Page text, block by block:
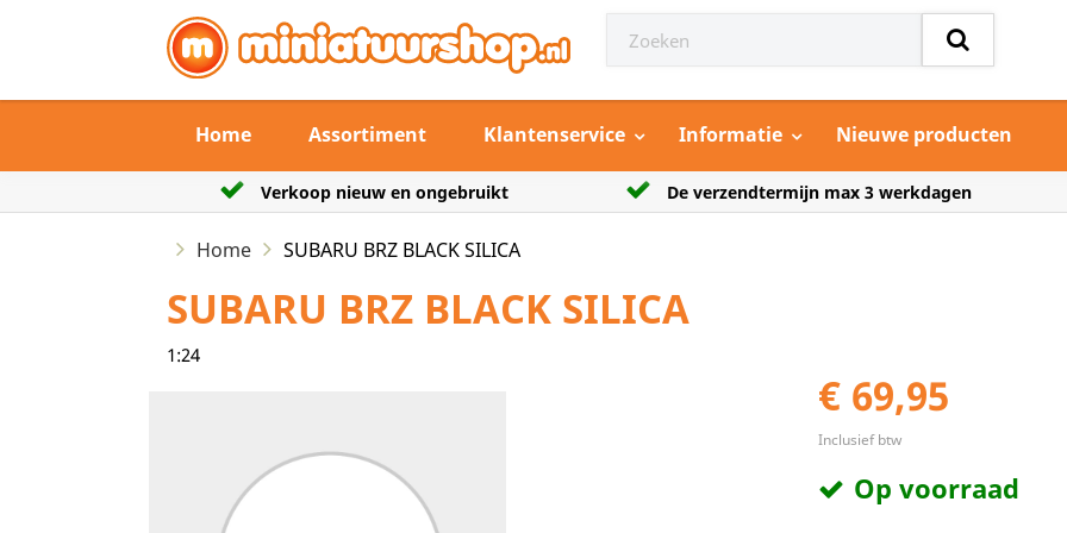
Home Assortiment Klantenservice Informatie Nieuwe producten
De verzendtermijn max 3 werkdagen Grootste aanbod model auto’s
Home SUBARU BRZ BLACK SILICA
SUBARU BRZ BLACK SILICA
1:24
€ 69,95
Inclusief btw
Op voorraad